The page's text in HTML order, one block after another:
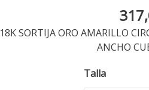
18K SORTIJA ORO AMARILLO
ANCHO
Talla